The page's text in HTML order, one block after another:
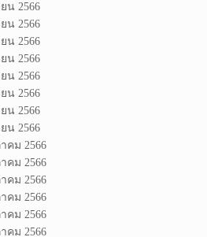
น 2566
น 2566
น 2566
น 2566
น 2566
น 2566
น 2566
น 2566
คม 2566
คม 2566
คม 2566
คม 2566
คม 2566
คม 2566